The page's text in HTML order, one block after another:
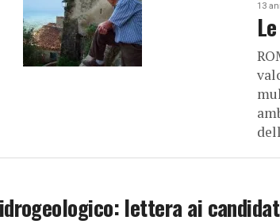
13
lettera ai